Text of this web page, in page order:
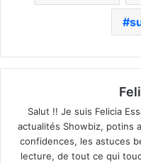
Salut !! Je suis Felicia
actualités Showbiz, potins
confidences, les astuces
lecture, de tout ce qui